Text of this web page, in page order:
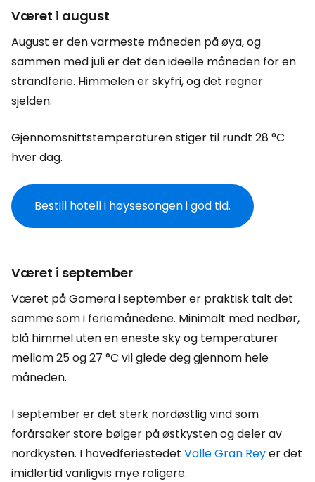
Været i august
August er den varmeste måneden på øya, og
sammen med juli er det den ideelle måneden for en
strandferie. Himmelen er skyfri, og det regner
sjelden.
Gjennomsnittstemperaturen stiger til rundt 28 °C
hver dag.
Bestill hotell i høysesongen i god tid.
Været i september
Været på Gomera i september er praktisk talt det
samme som i feriemånedene. Minimalt med nedbør,
blå himmel uten en eneste sky og temperaturer
mellom 25 og 27 °C vil glede deg gjennom hele
måneden.
I september er det sterk nordøstlig vind som
forårsaker store bølger på østkysten og deler av
nordkysten. I hovedferiestedet Valle Gran Reyer det
imidlertid vanligvis mye roligere.